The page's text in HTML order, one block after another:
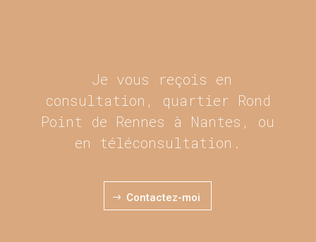
Je vous reçois en
consultation, quartier Rond
Point de Rennes à Nantes, ou
en téléconsultation.
$ Contactez-moi